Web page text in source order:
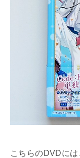
こちらのDVDには